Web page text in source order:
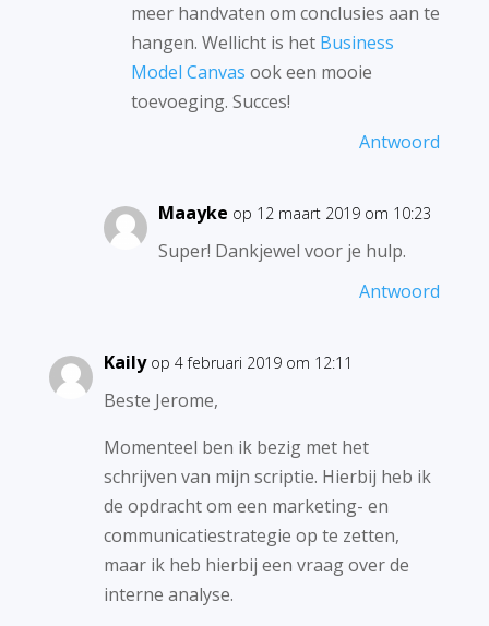
meer handvaten om conclusies aan te
hangen. Wellicht is het Business
Model Canvas ook een mooie
toevoeging. Succes!
Antwoord
Maayke op 12 maart 2019 om 10:23
Super! Dankjewel voor je hulp.
Antwoord
Kaily op 4 februari 2019 om 12:11
Beste Jerome,
Momenteel ben ik bezig met het
schrijven van mijn scriptie. Hierbij heb ik
de opdracht om een marketing- en
communicatiestrategie op te zetten,
maar ik heb hierbij een vraag over de
interne analyse.